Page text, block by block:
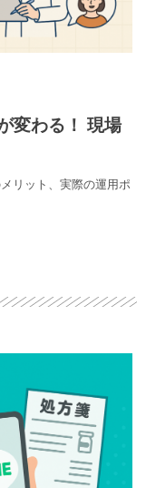
変わる！ 現場
リット、実際の運用ポ